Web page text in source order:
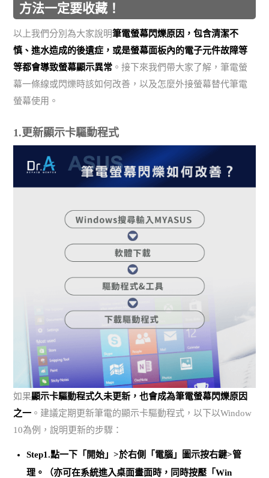
方法一定要收藏！
以上我們分別為大家說明筆電螢幕閃爍原因，包含清潔不
慎、進水造成的後遺症，或是螢幕面板內的電子元件故障等
等都會導致螢幕顯示異常 。接下來我們帶大家了解，筆電螢
幕一條線或閃爍時該如何改善，以及怎麼外接螢幕替代筆電
螢幕使用。
1.更新顯示卡驅動程式
如果顯示卡驅動程式久未更新，也會成為筆電螢幕閃爍原因
之一 。建議定期更新筆電的顯示卡驅動程式，以下以Window
10為例，說明更新的步驟：
Step1.點一下「開始」>於右側「電腦」圖示按右鍵>管
理。（亦可在系統進入桌面畫面時，同時按壓「Win